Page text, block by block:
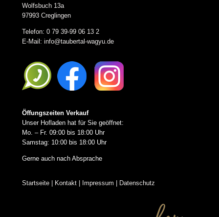
Wolfsbuch 13a
97993 Creglingen
Telefon: 0 79 39-99 06 13 2
E-Mail: info@taubertal-wagyu.de
Öffungszeiten Verkauf
Unser Hofladen hat für Sie geöffnet:
Mo. – Fr. 09:00 bis 18:00 Uhr
Samstag: 10:00 bis 18:00 Uhr
Gerne auch nach Absprache
Startseite| Kontakt| Impressum | Datenschutz